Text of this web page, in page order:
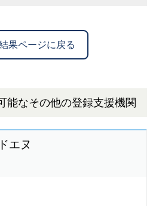
果ページに戻る
能なその他の登録支援機関
エヌ